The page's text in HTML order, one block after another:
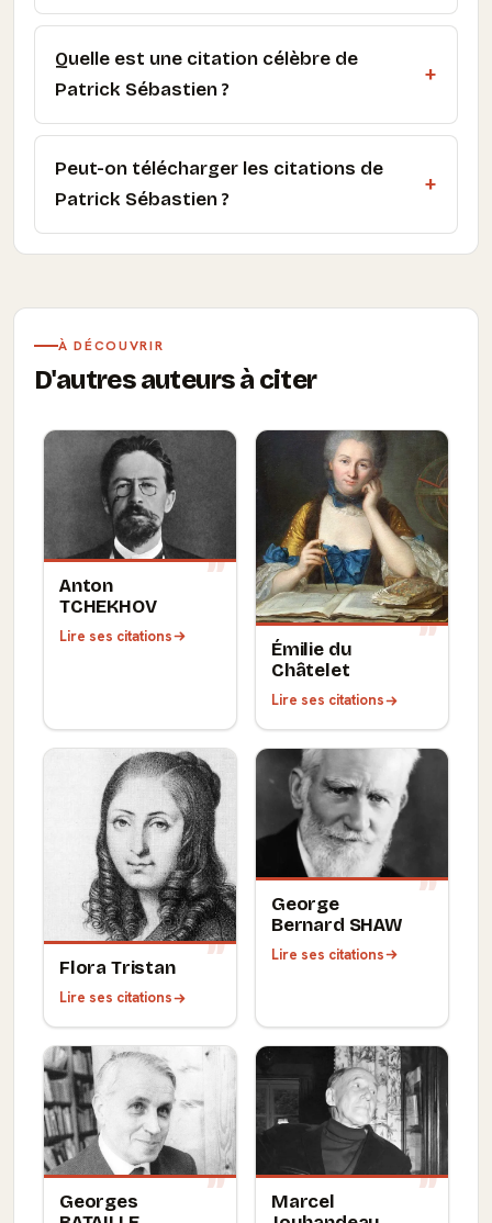
Quelle est une citation célèbre de
Patrick Sébastien ?
Peut-on télécharger les citations de
Patrick Sébastien ?
À DÉCOUVRIR
D'autres auteurs à citer
Anton
TCHEKHOV
Lire ses citations
Émilie du
Châtelet
Lire ses citations
Flora Tristan
Lire ses citations
George
Bernard SHAW
Lire ses citations
Georges
Marcel